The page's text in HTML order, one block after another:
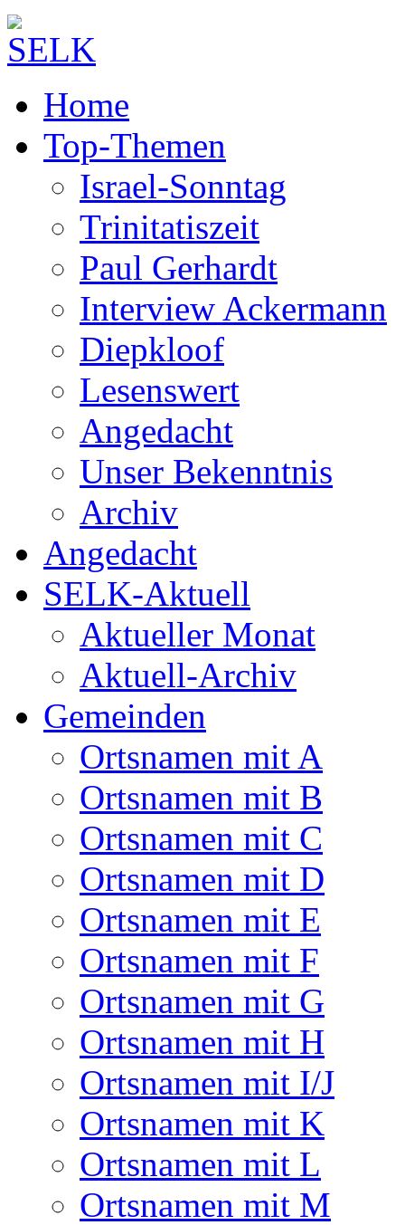
Home
Top-Themen
Israel-Sonntag
Trinitatiszeit
Paul Gerhardt
Interview Ackermann
Diepkloof
Lesenswert
Angedacht
Unser Bekenntnis
Archiv
Angedacht
SELK-Aktuell
Aktueller Monat
Aktuell-Archiv
Gemeinden
Ortsnamen mit A
Ortsnamen mit B
Ortsnamen mit C
Ortsnamen mit D
Ortsnamen mit E
Ortsnamen mit F
Ortsnamen mit G
Ortsnamen mit H
Ortsnamen mit I/J
Ortsnamen mit K
Ortsnamen mit L
Ortsnamen mit M